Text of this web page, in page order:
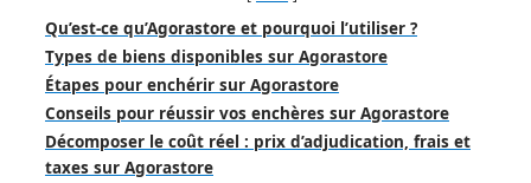
Qu’est-ce qu’Agorastore et pourquoi l’utiliser ?
Types de biens disponibles sur Agorastore
Étapes pour enchérir sur Agorastore
Conseils pour réussir vos enchères sur Agorastore
Décomposer le coût réel : prix d’adjudication, frais et
taxes sur Agorastore